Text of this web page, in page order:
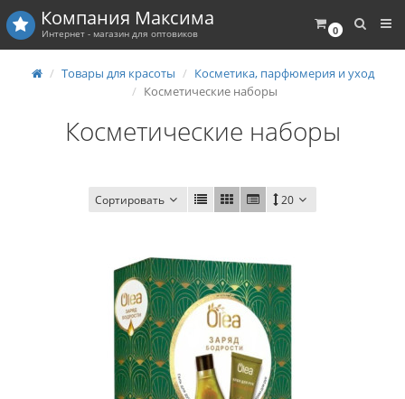
0
Компания Максима
Интернет - магазин для оптовиков
Товары для красоты
Косметика, парфюмерия и уход
Косметические наборы
Косметические наборы
Сортировать 20